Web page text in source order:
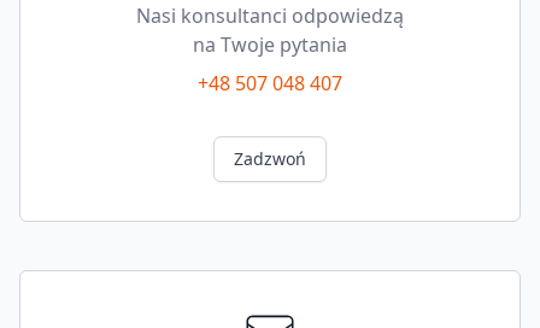
Nasi konsultanci odpowiedzą
na Twoje pytania
+48 507 048 407
Zadzwoń